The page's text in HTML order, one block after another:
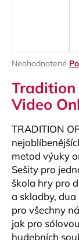
Priemerné
produktu
je
0,0
5
hviezdičiek.
Neohodnotené
Tradition
Video
TRADITION
metod výuky
Sešity pro
škola hry pro
a skladby, dua
pro všechny
jak pro
hudebních
ť
O
d
p
o